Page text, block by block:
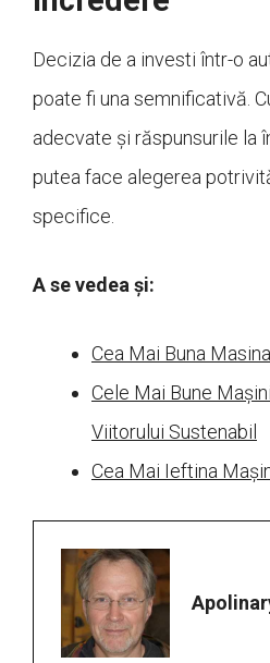
Decizia de a investi într-o
poate fi una semnificativă.
adecvate și răspunsurile la
putea face alegerea
specifice.
A se vedea și:
Cea Mai Buna
Cele Mai Bune
Viitorului Sustenabil
Cea Mai Ieftina